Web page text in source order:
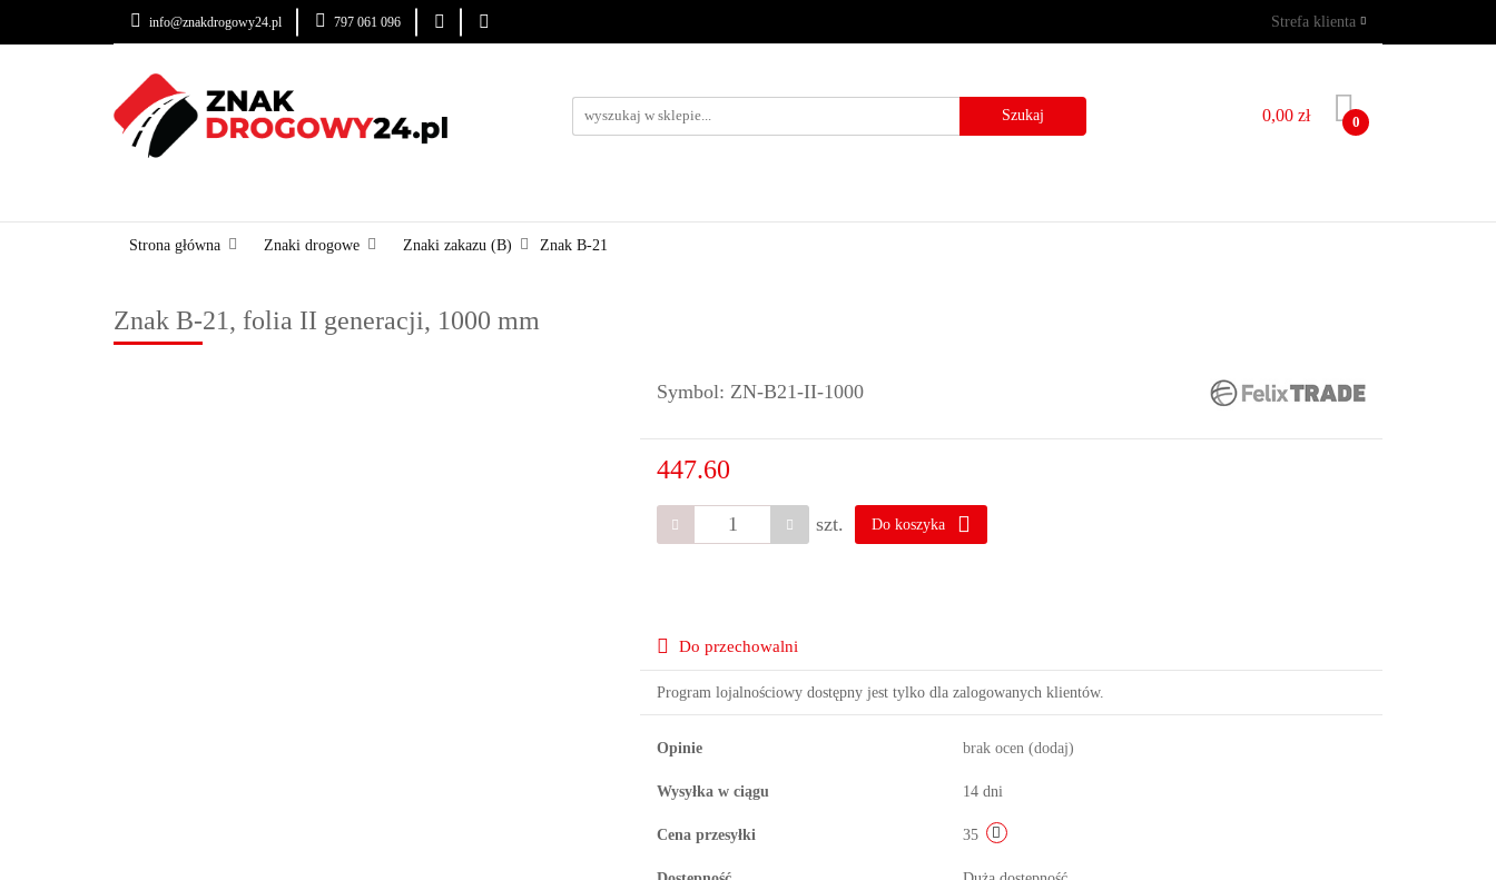
info@znakdrogowy24.pl 797 061 096 Strefa klienta
Zarejestruj się
Dodaj zgłoszenie
0,00 zł 0
ZNAKI DROGOWE
Strona główna Znaki drogowe Znaki zakazu (B) Znak B-21
Znak B-21, folia II generacji, 1000 mm
Symbol: ZN-B21-II-1000
447.60
szt. Do koszyka
Do przechowalni
Program lojalnościowy dostępny jest tylko dla zalogowanych klientów.
Opinie brak ocen (dodaj)
Wysyłka w ciągu 14 dni
Cena przesyłki 35